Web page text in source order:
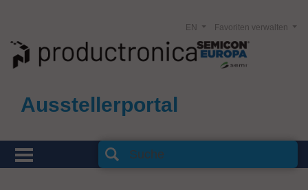
Ausstellerportal
Favoriten verwalten
EN